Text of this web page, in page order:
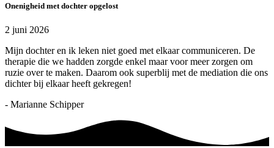
Onenigheid met dochter opgelost
2 juni 2026
Mijn dochter en ik leken niet goed met elkaar communiceren. De
therapie die we hadden zorgde enkel maar voor meer zorgen om
ruzie over te maken. Daarom ook superblij met de mediation die ons
dichter bij elkaar heeft gekregen!
- Marianne Schipper